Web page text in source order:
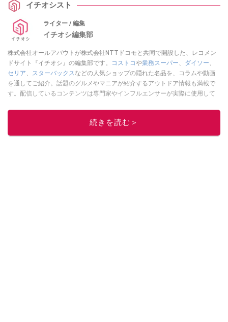
イチオシスト
ライター / 編集
イチオシ編集部
株式会社オールアバウトが株式会社NTTドコモと共同で開設した、レコメン
ドサイト『イチオシ』の編集部です。
コストコや業務スーパー ダイソー
セリア
スターバックス などの人気ショップの隠れた名品を、コラムや動画
を通してご紹介。話題のグルメやマニアが紹介するアウトドア情報も満載で
す。配信しているコンテンツは専門家やインフルエンサーが実際に使用して
ニュースでフォロー
続きを読む＞